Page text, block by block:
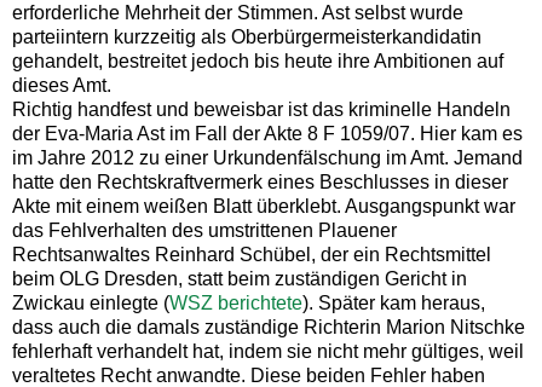
erforderliche Mehrheit der Stimmen. Ast selbst wurde
parteiintern kurzzeitig als Oberbürgermeisterkandidatin
gehandelt, bestreitet jedoch bis heute ihre Ambitionen auf
dieses Amt.
Richtig handfest und beweisbar ist das kriminelle Handeln
der Eva-Maria Ast im Fall der Akte 8 F 1059/07. Hier kam es
im Jahre 2012 zu einer Urkundenfälschung im Amt. Jemand
hatte den Rechtskraftvermerk eines Beschlusses in dieser
Akte mit einem weißen Blatt überklebt. Ausgangspunkt war
das Fehlverhalten des umstrittenen Plauener
Rechtsanwaltes Reinhard Schübel, der ein Rechtsmittel
beim OLG Dresden, statt beim zuständigen Gericht in
Zwickau einlegte (WSZ berichtete). Später kam heraus,
dass auch die damals zuständige Richterin Marion Nitschke
fehlerhaft verhandelt hat, indem sie nicht mehr gültiges, weil
veraltetes Recht anwandte. Diese beiden Fehler haben